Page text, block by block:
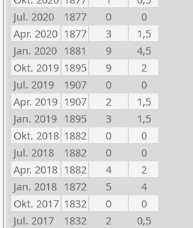
Jul. 2020
1877 0
0
Apr. 2020 1877 3
1,5
Jan. 2020 1881 9
4,5
Okt. 2019 1895 9
2
Jul. 2019
1907 0
0
Apr. 2019 1907 2
1,5
Jan. 2019 1895 3
1,5
Okt. 2018 1882 0
0
Jul. 2018
1882 0
0
Apr. 2018 1882 4
2
Jan. 2018 1872 5
4
Okt. 2017 1832 0
0
Jul. 2017
1832 2
0,5